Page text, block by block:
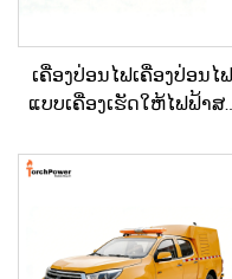
ເຄື່ອງປ່ອນໄຟເຄື່ອງປ່ອນໄຟ
ແບບເຄື່ອງເຮັດໃຫ້ໄຟຟ້າສະ
ອາຄານເພື່ອການຄ້າ ແລະ